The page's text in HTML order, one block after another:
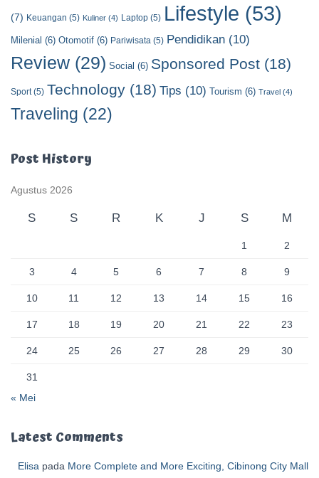
(7) Keuangan (5) Kuliner (4) Laptop (5) Lifestyle (53)
Milenial (6) Otomotif (6) Pariwisata (5) Pendidikan (10)
Review (29) Social (6) Sponsored Post (18)
Sport(5) Technology (18) Tips (10) Tourism (6) Travel (4)
Traveling (22)
Post History
Agustus 2026
S S R K J S M
1 2
3 4 5 6 7 8 9
10 11 12 13 14 15 16
17 18 19 20 21 22 23
24 25 26 27 28 29 30
31
« Mei
Latest Comments
Elisa pada More Complete and More Exciting, Cibinong City Mall